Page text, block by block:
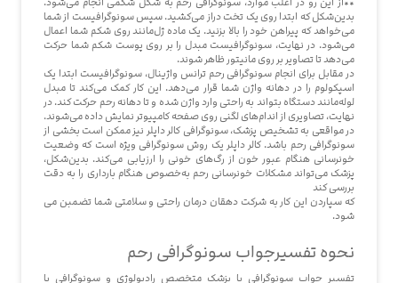
بدین‌شکل که ابتدا روی یک تخت دراز می‌کشید. سپس سونوگرافیست از شما
می‌خواهد که پیراهن خود را بالا بزنید. یک ماده ژل‌مانند روی شکم شما اعمال
می‌شود. در نهایت، سونوگرافیست مبدل را بر روی پوست شکم شما حرکت
می‌دهد تا تصاویر بر روی مانیتور ظاهر شوند.
در مقابل برای انجام سونوگرافی رحم ترانس واژینال، سونوگرافیست ابتدا یک
اسپکولوم را در دهانه واژن شما قرار می‌دهد. این کار کمک می‌کند تا مبدل
لوله‌مانند دستگاه بتواند به راحتی وارد واژن شده و تا دهانه رحم حرکت کند. در
نهایت، تصاویری از اندام‌های لگنی روی صفحه کامپیوتر نمایش داده می‌شوند.
در مواقعی به تشخیص پزشک، سونوگرافی کالر داپلر نیز ممکن است بخشی از
سونوگرافی رحم باشد. کالر داپلر یک روش سونوگرافی ویژه است که وضعیت
خونرسانی هنگام عبور خون از رگ‌های خونی را ارزیابی می‌کند. بدین‌شکل،
پزشک می‌تواند مشکلات خونرسانی رحم به‌خصوص هنگام بارداری را به دقت
بررسی کند
که سپاردن این کار به شرکت دهقان درمان راحتی و سلامتی شما تضمبن می
شود.
نحوه تفسیرجواب سونوگرافی رحم
تفسیر جواب سونوگرافی با پزشک متخصص رادیولوژی و سونوگرافی یا